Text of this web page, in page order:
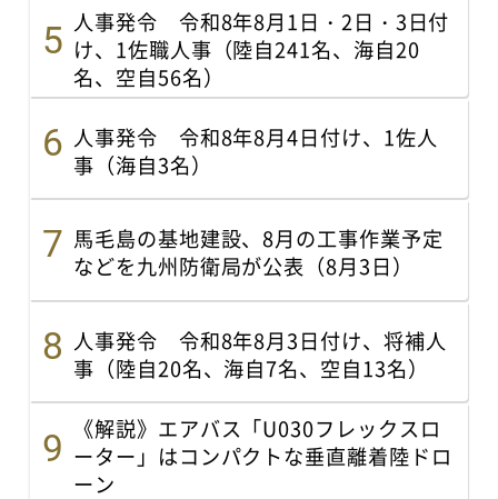
人事発令 令和8年8月1日・2日・3日付
け、1佐職人事（陸自241名、海自20
名、空自56名）
人事発令 令和8年8月4日付け、1佐人
事（海自3名）
馬毛島の基地建設、8月の工事作業予定
などを九州防衛局が公表（8月3日）
人事発令 令和8年8月3日付け、将補人
事（陸自20名、海自7名、空自13名）
《解説》エアバス「U030フレックスロ
ーター」はコンパクトな垂直離着陸ドロ
ーン